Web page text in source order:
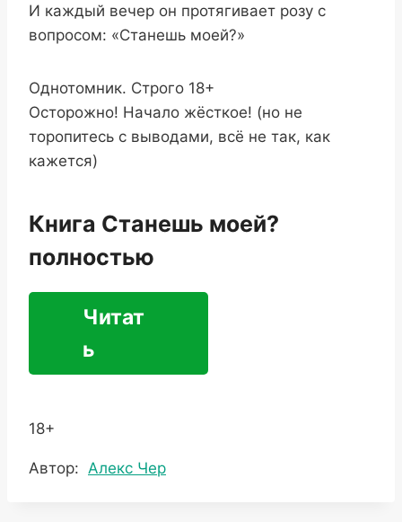
И каждый вечер он протягивает розу с
вопросом: «Станешь моей?»
Однотомник. Строго 18+
Осторожно! Начало жёсткое! (но не
торопитесь с выводами, всё не так, как
кажется)
Книга Станешь моей?
полностью
Читат
ь
18+
Метки
Автор: Алекс Чер